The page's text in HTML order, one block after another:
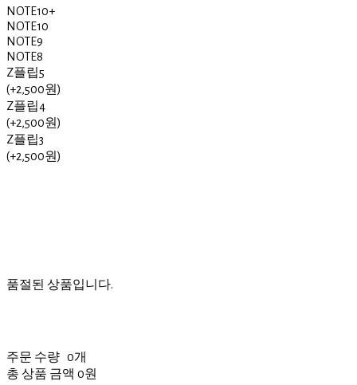
NOTE10+
NOTE10
NOTE9
NOTE8
Z플립5
(+2,500원)
Z플립4
(+2,500원)
Z플립3
(+2,500원)
품절된 상품입니다.
주문 수량 0개
총 상품 금액 0원